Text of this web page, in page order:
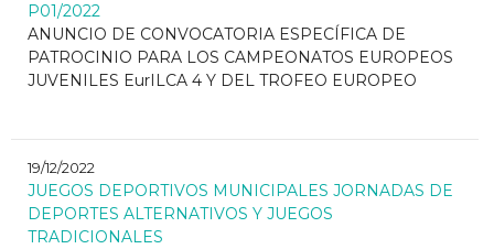
P01/2022
ANUNCIO DE CONVOCATORIA ESPECÍFICA DE
PATROCINIO PARA LOS CAMPEONATOS EUROPEOS
JUVENILES EurILCA 4 Y DEL TROFEO EUROPEO
19/12/2022
JUEGOS DEPORTIVOS MUNICIPALES JORNADAS DE
DEPORTES ALTERNATIVOS Y JUEGOS
TRADICIONALES